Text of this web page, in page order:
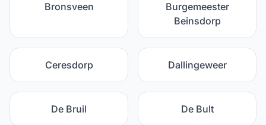
Bronsveen
Burgemeester
Beinsdorp
Ceresdorp Dallingeweer
De Bruil De Bult